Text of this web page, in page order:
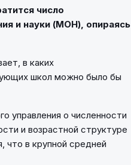
число
и науки (МОН), опираясь
в каких
школ можно было бы
управления о численности
и возрастной структуре
что в крупной средней